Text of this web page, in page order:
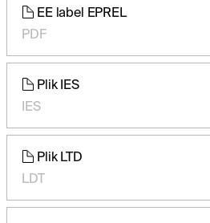
EE label EPREL
PDF
Plik IES
IES
Plik LTD
LDT